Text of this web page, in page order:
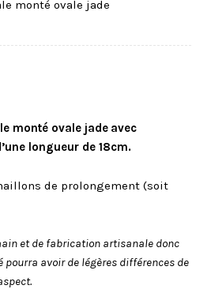
monté ovale jade
monté ovale jade avec
longueur de 18cm.
de prolongement (soit
et de fabrication artisanale donc
pourra avoir de légères différences de